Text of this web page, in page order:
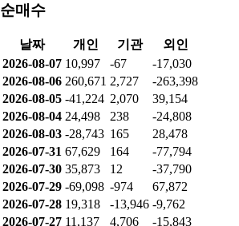
순매수
날짜 개인 기관
외인
2026-08-07 10,997 -67
-17,030
2026-08-06 260,671 2,727
-263,398
2026-08-05 -41,224 2,070
39,154
2026-08-04 24,498 238
-24,808
2026-08-03 -28,743 165
28,478
2026-07-31 67,629 164
-77,794
2026-07-30 35,873 12
-37,790
2026-07-29 -69,098 -974
67,872
2026-07-28 19,318 -13,946 -9,762
2026-07-27 11,137 4,706
-15,843